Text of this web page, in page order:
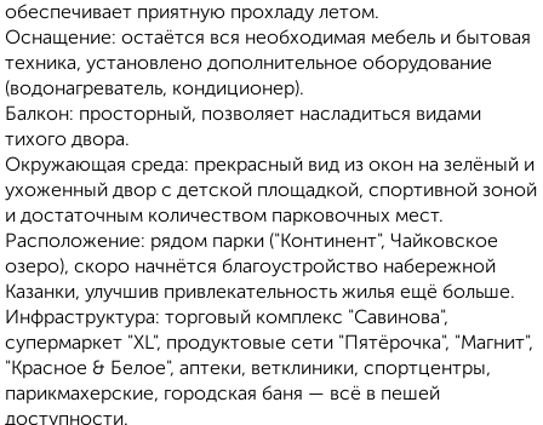
обеспечивает приятную прохладу летом.
Оснащение: остаётся вся необходимая мебель и бытовая
техника, установлено дополнительное оборудование
(водонагреватель, кондиционер).
Балкон: просторный, позволяет насладиться видами
тихого двора.
Окружающая среда: прекрасный вид из окон на зелёный и
ухоженный двор с детской площадкой, спортивной зоной
и достаточным количеством парковочных мест.
Расположение: рядом парки ("Континент", Чайковское
озеро), скоро начнётся благоустройство набережной
Казанки, улучшив привлекательность жилья ещё больше.
Инфраструктура: торговый комплекс "Савинова",
супермаркет "XL", продуктовые сети "Пятёрочка", "Магнит",
"Красное & Белое", аптеки, ветклиники, спортцентры,
парикмахерские, городская баня — всё в пешей
доступности.